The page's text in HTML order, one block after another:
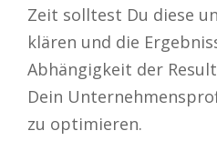
Zeit solltest Du diese
klären und die
Abhängigkeit der
Dein
zu optimieren.